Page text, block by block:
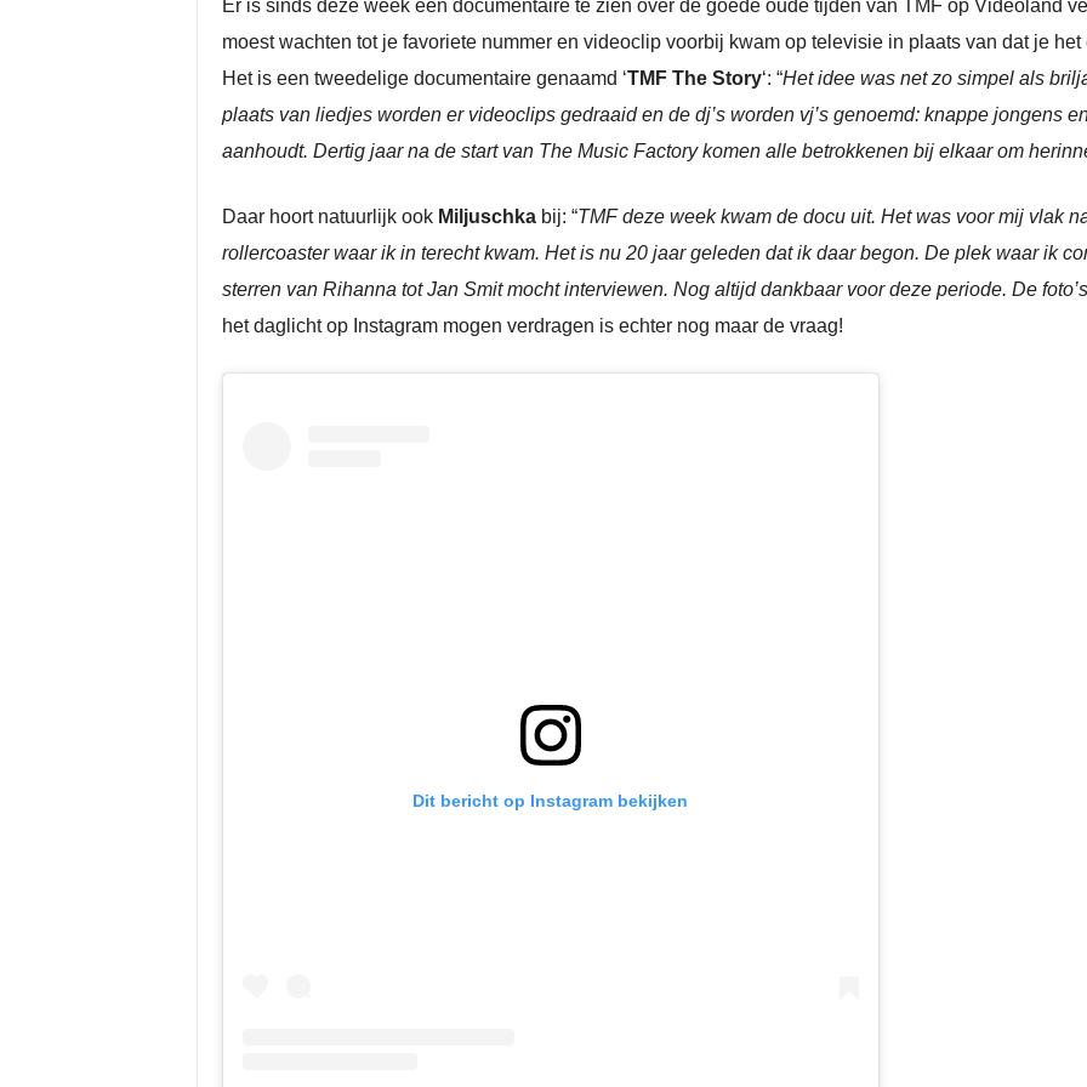
Er is sinds deze week een documentaire te zien over de goede oude tijden van TMF op Videoland
moest wachten tot je favoriete nummer en videoclip voorbij kwam op televisie in plaats van dat je
Het is een tweedelige documentaire genaamd ‘TMF The Story‘: “Het idee was net zo simpel als
plaats van liedjes worden er videoclips gedraaid en de dj’s worden vj’s genoemd: knappe jongens
aanhoudt. Dertig jaar na de start van The Music Factory komen alle betrokkenen bij elkaar om
Daar hoort natuurlijk ook Miljuschka bij: “TMF deze week kwam de docu uit. Het was voor mij vlak
rollercoaster waar ik in terecht kwam. Het is nu 20 jaar geleden dat ik daar begon. De plek waar ik
sterren van Rihanna tot Jan Smit mocht interviewen. Nog altijd dankbaar voor deze periode. De
het daglicht op Instagram mogen verdragen is echter nog maar de vraag!
Dit bericht op Instagram bekijken